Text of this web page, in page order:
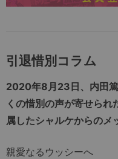
引退惜別コラム
2020年8月23日、内田
くの惜別の声が寄せら
属したシャルケからのメ
親愛なるウッシーへ